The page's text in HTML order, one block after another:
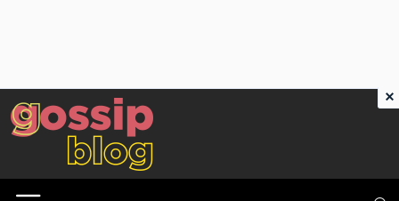
×